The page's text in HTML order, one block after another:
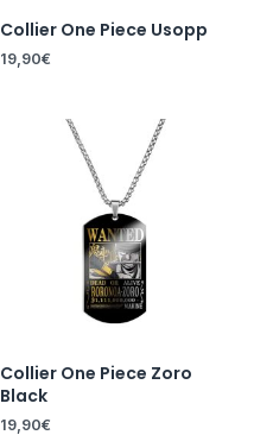
Collier One Piece Usopp
19,90€
Collier One Piece Zoro
Black
19,90€